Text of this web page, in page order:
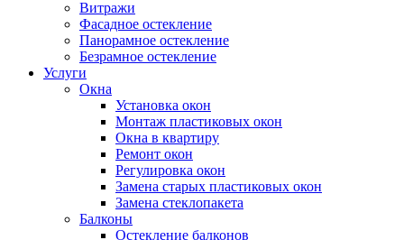
Витражи
Фасадное остекление
Панорамное остекление
Безрамное остекление
Услуги
Окна
Установка окон
Монтаж пластиковых окон
Окна в квартиру
Ремонт окон
Регулировка окон
Замена старых пластиковых окон
Замена стеклопакета
Балконы
Остекление балконов